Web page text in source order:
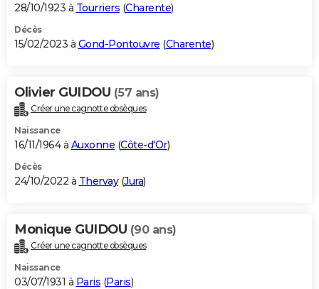
28/10/1923 à Tourriers (Charente)
Décès
15/02/2023 à Gond-Pontouvre (Charente)
Olivier GUIDOU (57 ans)
Créer une cagnotte obsèques
Naissance
16/11/1964 à Auxonne (Côte-d'Or)
Décès
24/10/2022 à Thervay(Jura)
Monique GUIDOU (90 ans)
Créer une cagnotte obsèques
Naissance
03/07/1931 à Paris (Paris)